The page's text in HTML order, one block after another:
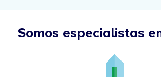
Somos especialistas